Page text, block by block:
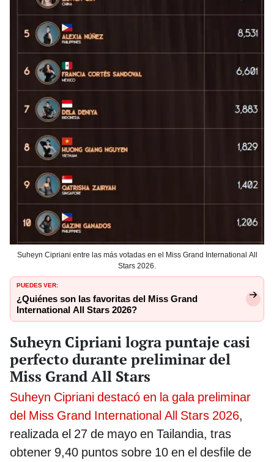
Suheyn Cipriani entre las más votadas en el Miss Grand International All
Stars 2026.
PUEDES VER:
¿Quiénes son las favoritas del Miss Grand
International All Stars 2026?
Suheyn Cipriani logra puntaje casi
perfecto durante preliminar del
Miss Grand All Stars
Suheyn Cipriani destacó en la gala preliminar
del Miss Grand International All Stars 2026,
realizada el 27 de mayo en Tailandia, tras
obtener 9,40 puntos sobre 10 en el desfile de